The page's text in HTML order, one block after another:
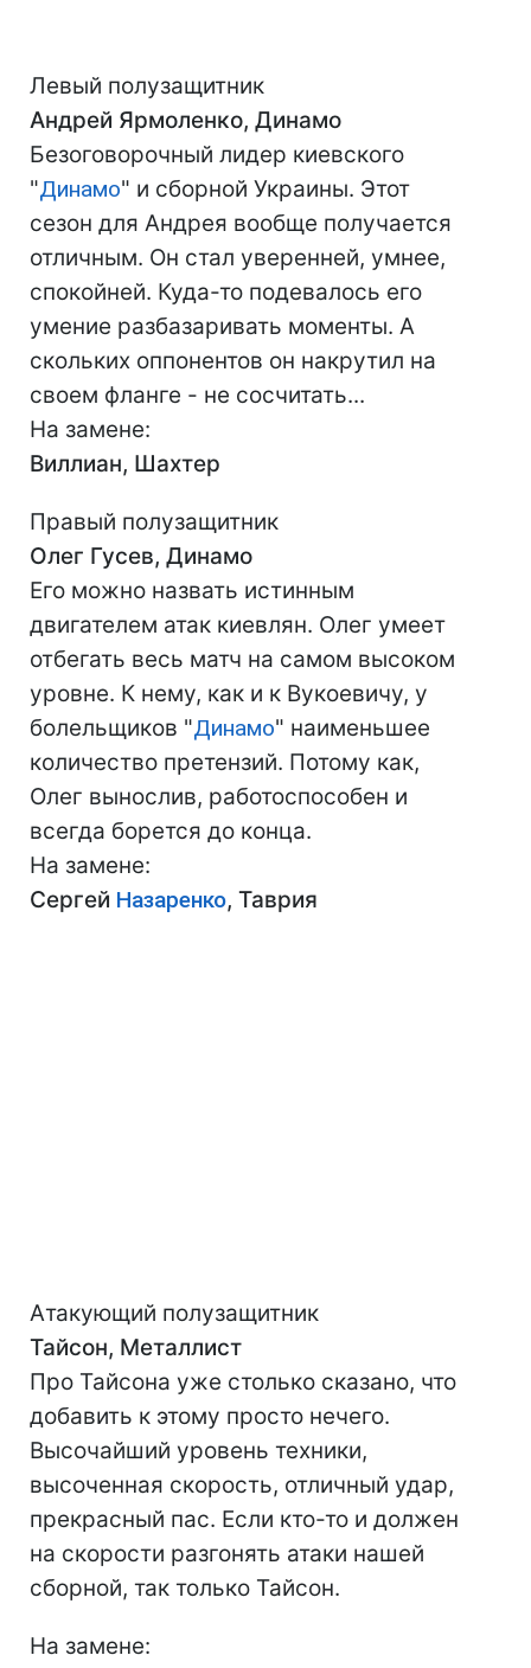
Левый полузащитник
Андрей Ярмоленко, Динамо
Безоговорочный лидер киевского
"Динамо" и сборной Украины. Этот
сезон для Андрея вообще получается
отличным. Он стал уверенней, умнее,
спокойней. Куда-то подевалось его
умение разбазаривать моменты. А
скольких оппонентов он накрутил на
своем фланге - не сосчитать...
На замене:
Виллиан, Шахтер
Правый полузащитник
Олег Гусев, Динамо
Его можно назвать истинным
двигателем атак киевлян. Олег умеет
отбегать весь матч на самом высоком
уровне. К нему, как и к Вукоевичу, у
болельщиков "Динамо" наименьшее
количество претензий. Потому как,
Олег вынослив, работоспособен и
всегда борется до конца.
На замене:
Сергей Назаренко, Таврия
Атакующий полузащитник
Тайсон, Металлист
Про Тайсона уже столько сказано, что
добавить к этому просто нечего.
Высочайший уровень техники,
высоченная скорость, отличный удар,
прекрасный пас. Если кто-то и должен
на скорости разгонять атаки нашей
сборной, так только Тайсон.
На замене: